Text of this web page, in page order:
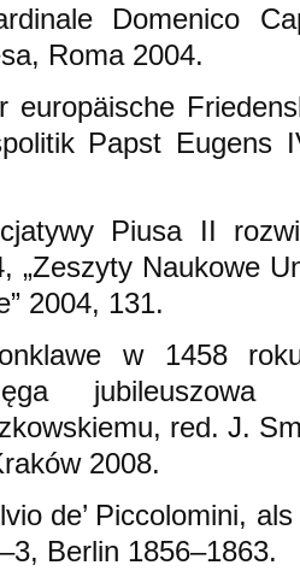
Domenico
Roma 2004.
europäische
Papst Eugens
Piusa II
„Zeszyty Naukowe
2004, 131.
w 1458
jubileuszowa
red. J.
2008.
de’ Piccolomini,
Berlin 1856–1863.